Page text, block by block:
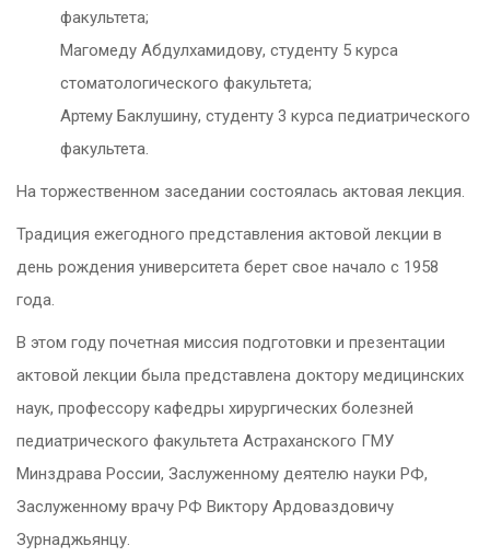
факультета;
Магомеду Абдулхамидову, студенту 5 курса
стоматологического факультета;
Артему Баклушину, студенту 3 курса педиатрического
факультета.
На торжественном заседании состоялась актовая лекция.
Традиция ежегодного представления актовой лекции в
день рождения университета берет свое начало с 1958
года.
В этом году почетная миссия подготовки и презентации
актовой лекции была представлена доктору медицинских
наук, профессору кафедры хирургических болезней
педиатрического факультета Астраханского ГМУ
Минздрава России, Заслуженному деятелю науки РФ,
Заслуженному врачу РФ Виктору Ардоваздовичу
Зурнаджьянцу.